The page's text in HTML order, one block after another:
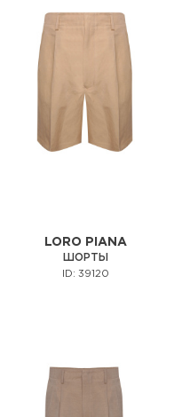
LORO PIANA
ШОРТЫ
ID: 39120